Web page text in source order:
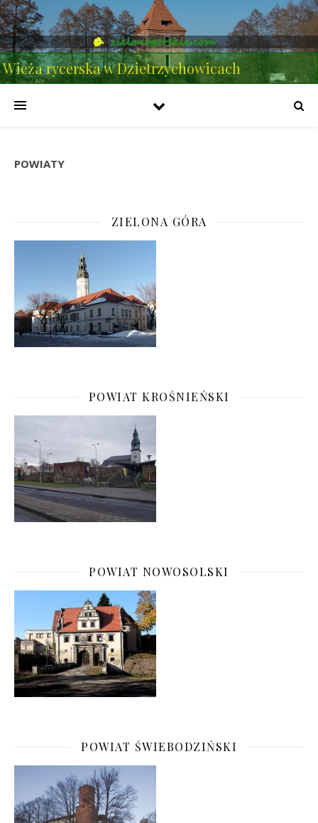
Wieża rycerska w Dzietrzychowicach
POWIATY
ZIELONA GÓRA
POWIAT KROŚNIEŃSKI
POWIAT NOWOSOLSKI
POWIAT ŚWIEBODZIŃSKI